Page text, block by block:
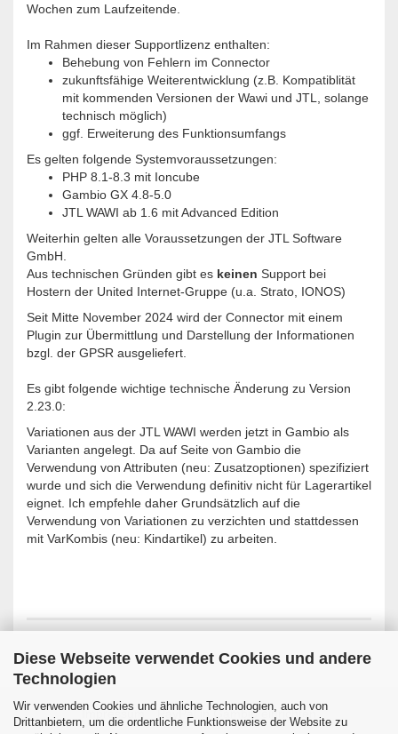
Diese Webseite verwendet Cookies und andere
Technologien
Wir verwenden Cookies und ähnliche Technologien, auch von
Drittanbietern, um die ordentliche Funktionsweise der Website zu
Wochen zum Laufzeitende.
Im Rahmen dieser Supportlizenz enthalten:
Behebung von Fehlern im Connector
zukunftsfähige Weiterentwicklung (z.B. Kompatiblität
mit kommenden Versionen der Wawi und JTL, solange
technisch möglich)
ggf. Erweiterung des Funktionsumfangs
Es gelten folgende Systemvoraussetzungen:
PHP 8.1-8.3 mit Ioncube
Gambio GX 4.8-5.0
JTL WAWI ab 1.6 mit Advanced Edition
Weiterhin gelten alle Voraussetzungen der JTL Software
GmbH.
Aus technischen Gründen gibt es keinen Support bei
Hostern der United Internet-Gruppe (u.a. Strato, IONOS)
Seit Mitte November 2024 wird der Connector mit einem
Plugin zur Übermittlung und Darstellung der Informationen
bzgl. der GPSR ausgeliefert.
Es gibt folgende wichtige technische Änderung zu Version
2.23.0:
Variationen aus der JTL WAWI werden jetzt in Gambio als
Varianten angelegt. Da auf Seite von Gambio die
Verwendung von Attributen (neu: Zusatzoptionen) spezifiziert
wurde und sich die Verwendung definitiv nicht für Lagerartikel
eignet. Ich empfehle daher Grundsätzlich auf die
Verwendung von Variationen zu verzichten und stattdessen
mit VarKombis (neu: Kindartikel) zu arbeiten.
Impressum
PayPal in Gambio einrichten